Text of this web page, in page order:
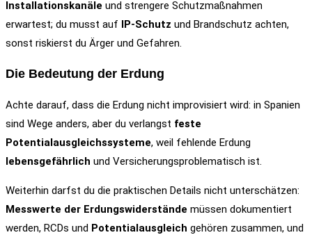
Installationskanäle und strengere Schutzmaßnahmen
erwartest; du musst auf IP-Schutz und Brandschutz achten,
sonst riskierst du Ärger und Gefahren.
Die Bedeutung der Erdung
Achte darauf, dass die Erdung nicht improvisiert wird: in Spanien
sind Wege anders, aber du verlangst feste
Potentialausgleichssysteme, weil fehlende Erdung
lebensgefährlich und Versicherungsproblematisch ist.
Weiterhin darfst du die praktischen Details nicht unterschätzen:
Messwerte der Erdungswiderstände müssen dokumentiert
werden, RCDs und Potentialausgleich gehören zusammen, und